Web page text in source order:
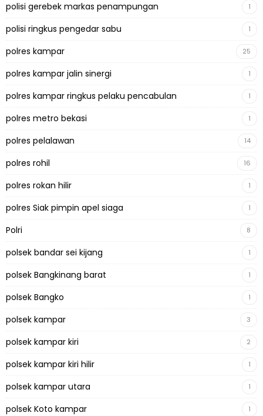
polisi gerebek markas penampungan 1
polisi ringkus pengedar sabu 1
polres kampar 25
polres kampar jalin sinergi 1
polres kampar ringkus pelaku pencabulan 1
polres metro bekasi 1
polres pelalawan 14
polres rohil 16
polres rokan hilir 1
polres Siak pimpin apel siaga 1
Polri 8
polsek bandar sei kijang 1
polsek Bangkinang barat 1
polsek Bangko 1
polsek kampar 3
polsek kampar kiri 2
polsek kampar kiri hilir 1
polsek kampar utara 1
polsek Koto kampar 1